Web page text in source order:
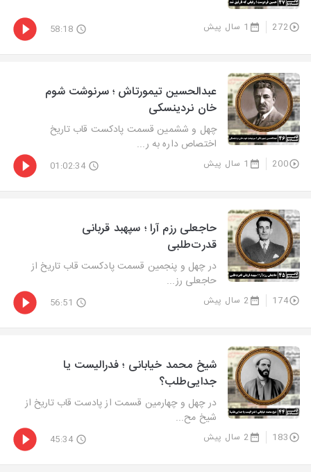
272 1 سال پیش 58:18
عبدالحسین تیمورتاش ؛ سرنوشت شوم
خان نردینسکی
چهل و ششمین قسمت پادکست قاب تاریخ
اختصاص داره به ر...
200 1 سال پیش 01:02:34
حاجعلی رزم آرا ؛ سپهبد قربانی
قدرت‌طلبی
در چهل و پنجمین قسمت پادکست قاب تاریخ از
حاجعلی رز...
174 2 سال پیش 56:51
شیخ محمد خیابانی ؛ فدرالیست یا
جدایی‌طلب؟
در چهل و چهارمین قسمت از پادست قاب تاریخ از
شیخ مح...
183 2 سال پیش 45:34